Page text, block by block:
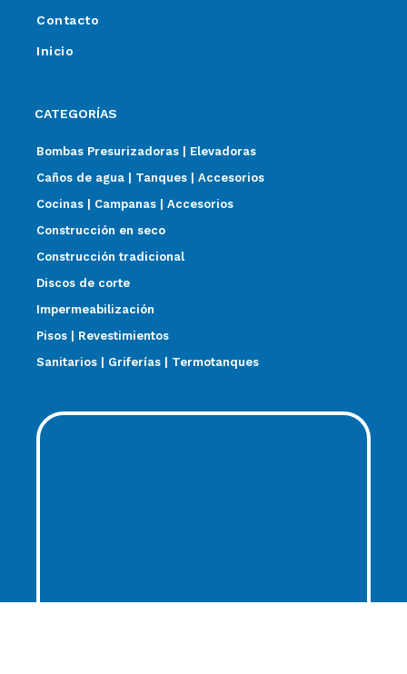
Contacto
Inicio
CATEGORÍAS
Bombas Presurizadoras | Elevadoras
Caños de agua | Tanques | Accesorios
Cocinas | Campanas | Accesorios
Construcción en seco
Construcción tradicional
Discos de corte
Impermeabilización
Pisos | Revestimientos
Sanitarios | Griferías | Termotanques